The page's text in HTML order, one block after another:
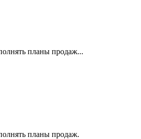
планы продаж...
планы продаж.